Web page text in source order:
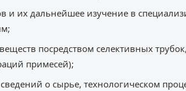
и их дальнейшее изучение в
посредством селективных
примесей);
о сырье, технологическом